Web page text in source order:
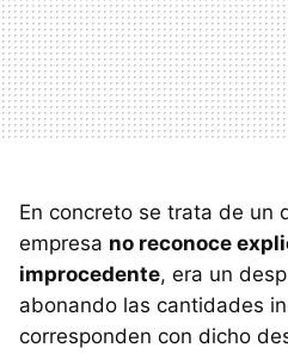
En concreto se trata de un
empresa no reconoce
improcedente, era un
abonando las cantidades
corresponden con dicho